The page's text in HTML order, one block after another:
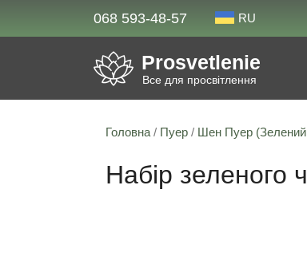
068 593-48-57 RU
Prosvetlenie
Все для просвітлення
Головна / Пуер / Шен Пуер (Зелений
Набір зеленого